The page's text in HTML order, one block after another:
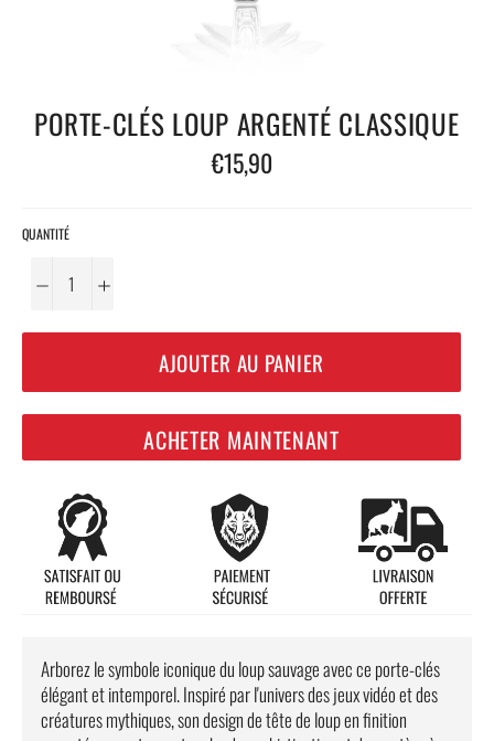
PORTE-CLÉS LOUP ARGENTÉ CLASSIQUE
Prix
régulier
€15,90
QUANTITÉ
− +
AJOUTER AU PANIER
ACHETER MAINTENANT
Arborez le symbole iconique du loup sauvage avec ce porte-clés
élégant et intemporel. Inspiré par l'univers des jeux vidéo et des
créatures mythiques, son design de tête de loup en finition